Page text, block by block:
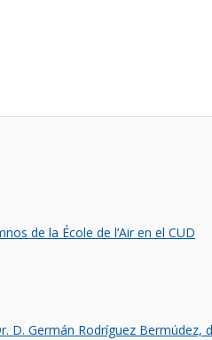
de la École de l’Air en el CUD
D. Germán Rodríguez